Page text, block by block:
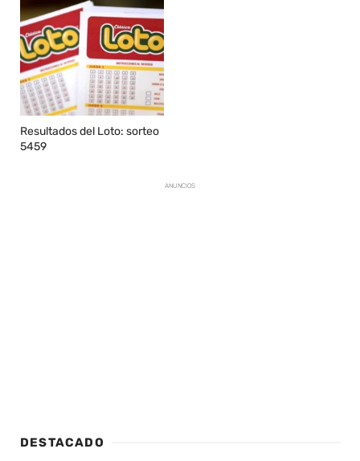
Resultados del Loto: sorteo
5459
ANUNCIOS
DESTACADO